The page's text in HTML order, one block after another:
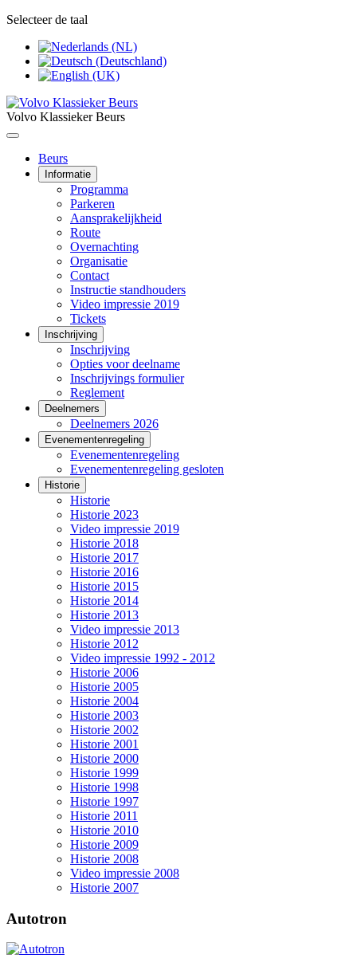
Selecteer de taal
Volvo Klassieker Beurs
Beurs
Informatie
Programma
Parkeren
Aansprakelijkheid
Route
Overnachting
Organisatie
Contact
Instructie standhouders
Video impressie 2019
Tickets
Inschrijving
Inschrijving
Opties voor deelname
Inschrijvings formulier
Reglement
Deelnemers
Deelnemers 2026
Evenementenregeling
Evenementenregeling
Evenementenregeling gesloten
Historie
Historie
Historie 2023
Video impressie 2019
Historie 2018
Historie 2017
Historie 2016
Historie 2015
Historie 2014
Historie 2013
Video impressie 2013
Historie 2012
Video impressie 1992 - 2012
Historie 2006
Historie 2005
Historie 2004
Historie 2003
Historie 2002
Historie 2001
Historie 2000
Historie 1999
Historie 1998
Historie 1997
Historie 2011
Historie 2010
Historie 2009
Historie 2008
Video impressie 2008
Historie 2007
Autotron